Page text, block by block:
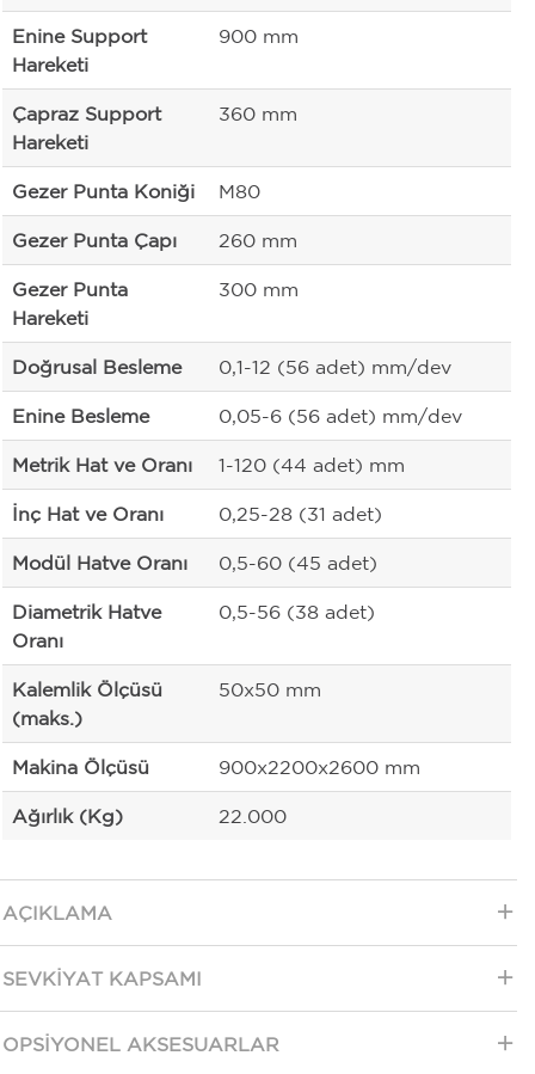
Enine Support
Hareketi
900 mm
Çapraz Support
Hareketi
360 mm
Gezer Punta Koniği M80
Gezer Punta Çapı 260 mm
Gezer Punta
Hareketi
300 mm
Doğrusal Besleme 0,1-12 (56 adet) mm/dev
Enine Besleme 0,05-6 (56 adet) mm/dev
Metrik Hat ve Oranı 1-120 (44 adet) mm
İnç Hat ve Oranı 0,25-28 (31 adet)
Modül Hatve Oranı 0,5-60 (45 adet)
Diametrik Hatve
Oranı
0,5-56 (38 adet)
Kalemlik Ölçüsü
(maks.)
50x50 mm
Makina Ölçüsü 900x2200x2600 mm
Ağırlık (Kg) 22.000
AÇIKLAMA
SEVKIYAT KAPSAMI
OPSIYONEL AKSESUARLAR